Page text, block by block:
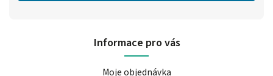
Informace pro vás
Moje objednávka